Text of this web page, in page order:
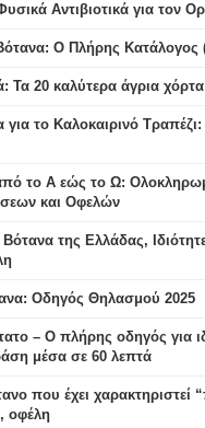
Αντιβιοτικά για τον
Ο Πλήρης Κατάλογος
Τα 20 καλύτερα άγρια χόρτα
για το Καλοκαιρινό
το Α εώς το Ω:
και Οφελών
της Ελλάδας,
Οδηγός Θηλασμού 2025
– Ο πλήρης οδηγός για
μέσα σε 60 λεπτά
που έχει χαρακτηριστεί
οφέλη